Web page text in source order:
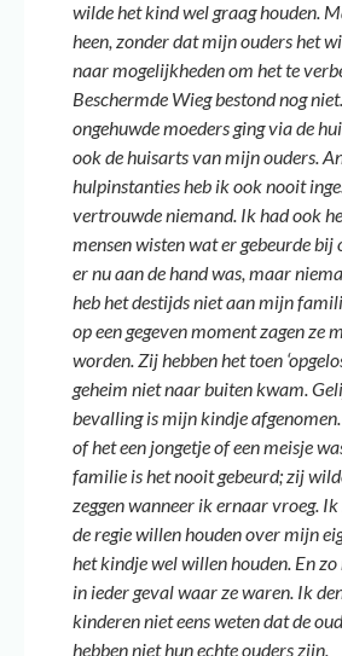
wilde het kind wel graag houden.
heen, zonder dat mijn ouders het
naar mogelijkheden om het te
Beschermde Wieg bestond nog
ongehuwde moeders ging via de
ook de huisarts van mijn ouders.
hulpinstanties heb ik ook nooit
vertrouwde niemand. Ik had ook
mensen wisten wat er gebeurde bij
er nu aan de hand was, maar
heb het destijds niet aan mijn
op een gegeven moment zagen ze
worden. Zij hebben het toen
geheim niet naar buiten kwam.
bevalling is mijn kindje
of het een jongetje of een meisje
familie is het nooit gebeurd; zij
zeggen wanneer ik ernaar vroeg.
de regie willen houden over mijn
het kindje wel willen houden. En
in ieder geval waar ze waren. Ik
kinderen niet eens weten dat de
hebben niet hun echte ouders zijn.